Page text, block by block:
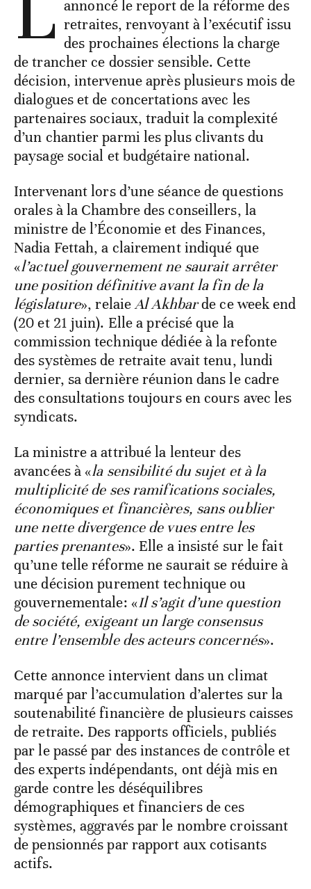
annoncé le report de la réforme des
retraites, renvoyant à l’exécutif issu
des prochaines élections la charge
de trancher ce dossier sensible. Cette
décision, intervenue après plusieurs mois de
dialogues et de concertations avec les
partenaires sociaux, traduit la complexité
d’un chantier parmi les plus clivants du
paysage social et budgétaire national.
Intervenant lors d’une séance de questions
orales à la Chambre des conseillers, la
ministre de l’Économie et des Finances,
Nadia Fettah, a clairement indiqué que
«l’actuel gouvernement ne saurait arrêter
une position définitive avant la fin de la
législature», relaieAl Akhbarde ce week end
(20 et 21 juin). Elle a précisé que la
commission technique dédiée à la refonte
des systèmes de retraite avait tenu, lundi
dernier, sa dernière réunion dans le cadre
des consultations toujours en cours avec les
syndicats.
La ministre a attribué la lenteur des
avancées à «la sensibilité du sujet et à la
multiplicité de ses ramifications sociales,
économiques et financières, sans oublier
une nette divergence de vues entre les
parties prenantes». Elle a insisté sur le fait
qu’une telle réforme ne saurait se réduire à
une décision purement technique ou
gouvernementale: «Il s’agit d’une question
de société, exigeant un large consensus
entre l’ensemble des acteurs concernés».
Cette annonce intervient dans un climat
marqué par l’accumulation d’alertes sur la
soutenabilité financière de plusieurs caisses
de retraite. Des rapports officiels, publiés
par le passé par des instances de contrôle et
des experts indépendants, ont déjà mis en
garde contre les déséquilibres
démographiques et financiers de ces
systèmes, aggravés par le nombre croissant
de pensionnés par rapport aux cotisants
actifs.